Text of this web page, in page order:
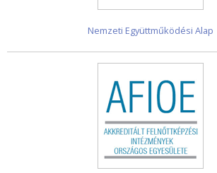
Nemzeti Együttműködési Alap